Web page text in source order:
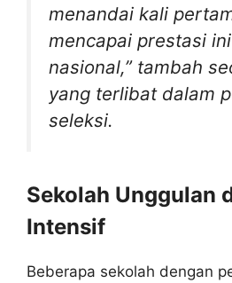
menandai kali
mencapai prestasi
nasional,” tambah
yang terlibat dalam
seleksi.
Sekolah Unggulan
Intensif
Beberapa sekolah dengan